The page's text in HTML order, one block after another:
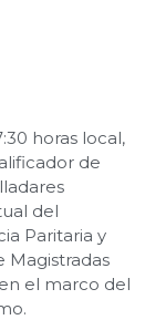
horas local,
de
del
Paritaria y
Magistradas
el marco del